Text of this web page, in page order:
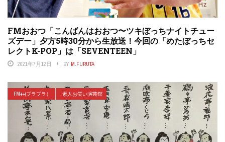
FMおおつ「こんばんはおおつ〜ツキぼっちナイトチュー
ズデー」夕方5時30分から生放送！今回の「めたぼっちセ
レクトK-POP」は「SEVENTEEN」
2021年7月12日 BY M.FURUTA
FM++(プラプラ） 素人お笑い演芸館